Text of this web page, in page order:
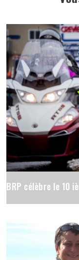
BRP célèbre le 10